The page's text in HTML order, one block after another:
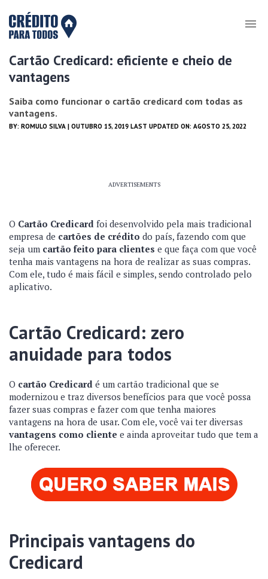
Cartão Credicard: eficiente e cheio de
vantagens
Saiba como funcionar o cartão credicard com todas as
vantagens.
BY: ROMULO SILVA | OUTUBRO 15, 2019 LAST UPDATED ON: AGOSTO 25, 2022
ADVERTISEMENTS
O Cartão Credicard foi desenvolvido pela mais tradicional
empresa de cartões de crédito do país, fazendo com que
seja um cartão feito para clientes e que faça com que você
tenha mais vantagens na hora de realizar as suas compras.
Com ele, tudo é mais fácil e simples, sendo controlado pelo
aplicativo.
Cartão Credicard: zero
anuidade para todos
O cartão Credicard é um cartão tradicional que se
modernizou e traz diversos benefícios para que você possa
fazer suas compras e fazer com que tenha maiores
vantagens na hora de usar. Com ele, você vai ter diversas
vantagens como cliente e ainda aproveitar tudo que tem a
lhe oferecer.
Principais vantagens do
Credicard